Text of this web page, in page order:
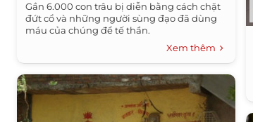
Gần 6.000 con trâu bị diễn bằng cách chặt
đứt cổ và những người sùng đạo đã dùng
máu của chúng để tế thần.
Xem thêm